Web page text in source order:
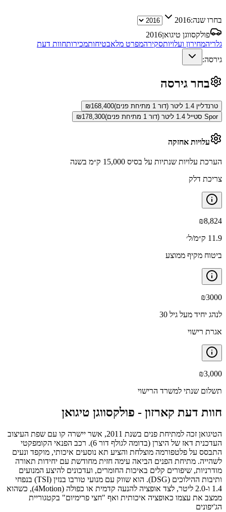
בחרו שנה:2016
פולקסווגן טיגואן2016
גלריהמחירון ועלויותסקירהמפרט מלאבטיחותמכירותחוות דעת
גירסה:
בחר גירסה
טרנדליין 1.4 ליטר (דור 1 מתיחת פנים) ₪168,400
Spor סטייל 1.4 ליטר (דור 1 מתיחת פנים)
₪178,300
עלויות אחזקה
הערכת עלויות שנתיות על בסיס 15,000 ק״מ בשנה
צריכת דלק
₪8,824
11.9 ק״מ/ל׳
ביטוח מקיף ממוצע
₪3000
לנהג יחיד מעל גיל 30
אגרת רישוי
₪3,000
תשלום שנתי למשרד הרישוי
חוות דעת קארזון - פולקסווגן טיגואן
הטיגואן זכה למתיחת פנים בשנת 2011, אשר יישרה קו עם שפת העיצוב
העדכנית דאז של היצרן (בדומה לגולף דור 6). רכב הפנאי הקומפקטי
התבסס על פלטפורמה מוצלחת והציע תא נוסעים איכותי, מוקפד ונעים
לשהייה. מתיחת הפנים הביאה עימה חזית מחודשת עם יחידות תאורה
מודרניות, שיפורים קלים באיכות החומרים, ועדכונים להיצע המנועים
ותיבות ההילוכים (DSG). הוא שווק עם מנועי טורבו בנזין (TSI) בנפחי
1.4 ו-2.0 ליטר, לצד אופציה להנעה קדמית או כפולה (4Motion), כשהוא
ממצב את עצמו כאופציה איכותית ואף "חצי פרימיום" בקטגוריית
הג'יפונים